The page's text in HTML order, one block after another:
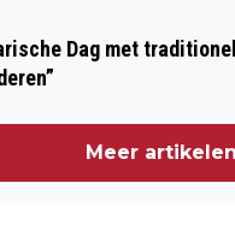
Dag met
Meer artikelen